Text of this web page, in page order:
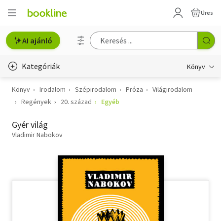
Üres
AI ajánló
Kategóriák Könyv
Életmód, egészség
Gyermek- és ifjúsági
Hobbi, szabadidő
Könyv Irodalom Szépirodalom Próza
Világirodalom
Regények
20. század Egyéb
Gyér világ
Vladimir Nabokov